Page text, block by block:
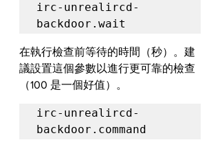
irc-unrealircd-
backdoor.wait
在執行檢查前等待的時間（秒）。建
議設置這個參數以進行更可靠的檢查
（100 是一個好值）。
irc-unrealircd-
backdoor.command